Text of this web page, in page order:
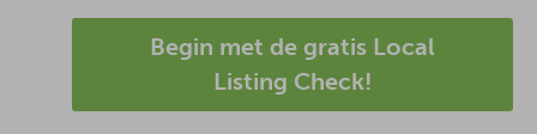
Begin met de gratis Local
Listing Check!